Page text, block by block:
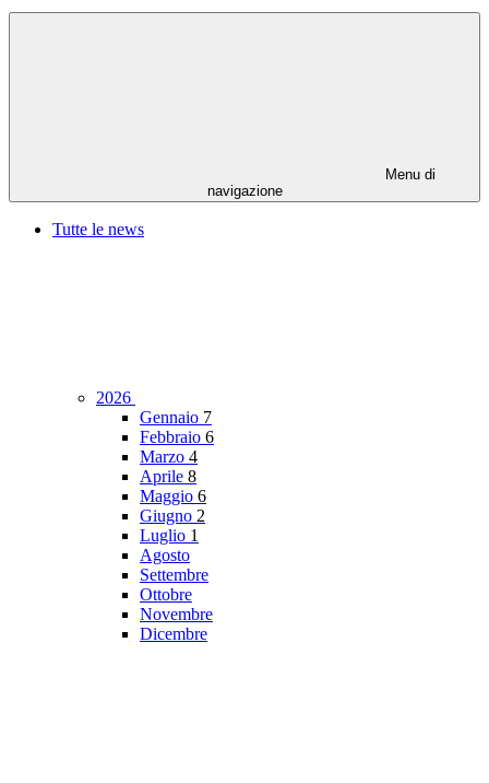
Menu di
navigazione
Tutte le news
2026
Gennaio 7
Febbraio 6
Marzo 4
Aprile 8
Maggio 6
Giugno 2
Luglio 1
Agosto
Settembre
Ottobre
Novembre
Dicembre